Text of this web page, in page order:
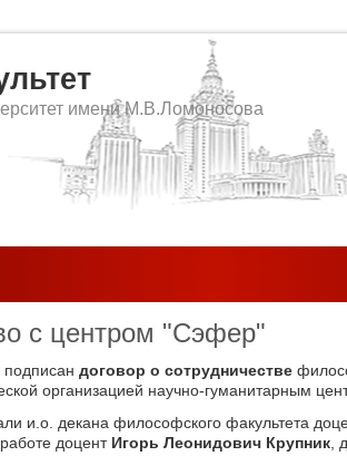
имени М.В.Ломоносова
с центром "Сэфер"
договор о сотрудничестве
организацией научно-гуманитарным
и.о. декана философского факультета
доцент Игорь Леонидович Крупник,